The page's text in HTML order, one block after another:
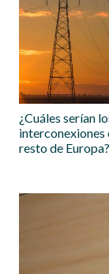
¿Cuáles serían
interconexiones
resto de Europa?